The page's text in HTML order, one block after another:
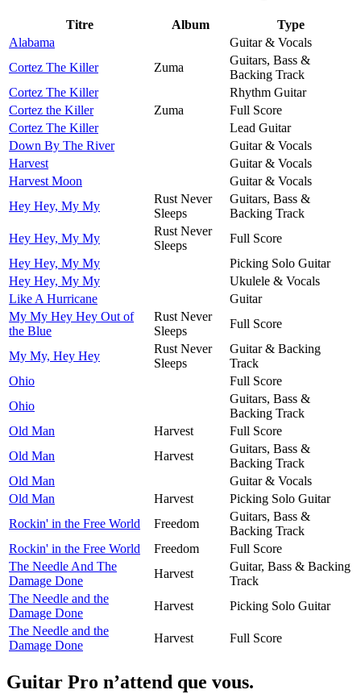
Titre Album
Type
Alabama
Guitar & Vocals
Cortez The Killer
Zuma
Guitars, Bass &
Backing Track
Cortez The Killer
Rhythm Guitar
Cortez the Killer
Zuma
Full Score
Cortez The Killer
Lead Guitar
Down By The River
Guitar & Vocals
Harvest
Guitar & Vocals
Harvest Moon
Guitar & Vocals
Hey Hey, My My
Rust Never
Sleeps
Guitars, Bass &
Backing Track
Hey Hey, My My
Rust Never
Sleeps
Full Score
Hey Hey, My My
Picking Solo Guitar
Hey Hey, My My
Ukulele & Vocals
Like A Hurricane
Guitar
My My Hey Hey Out of
the Blue
Rust Never
Sleeps
Full Score
My My, Hey Hey
Rust Never
Sleeps
Guitar & Backing
Track
Ohio
Full Score
Ohio
Guitars, Bass &
Backing Track
Old Man
Harvest
Full Score
Old Man
Harvest
Guitars, Bass &
Backing Track
Old Man
Guitar & Vocals
Old Man
Harvest
Picking Solo Guitar
Rockin' in the Free World
Freedom
Guitars, Bass &
Backing Track
Rockin' in the Free World
Freedom
Full Score
The Needle And The
Damage Done
Harvest
Guitar, Bass & Backing
Track
The Needle and the
Damage Done
Harvest
Picking Solo Guitar
The Needle and the
Damage Done
Harvest Full Score
Guitar Pro n’attend que vous.